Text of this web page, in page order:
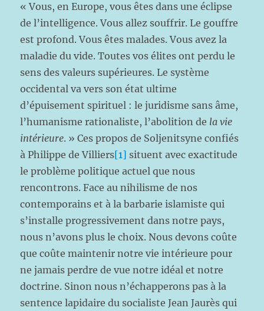
« Vous, en Europe, vous êtes dans une éclipse
de l’intelligence. Vous allez souffrir. Le gouffre
est profond. Vous êtes malades. Vous avez la
maladie du vide. Toutes vos élites ont perdu le
sens des valeurs supérieures. Le système
occidental va vers son état ultime
d’épuisement spirituel : le juridisme sans âme,
l’humanisme rationaliste, l’abolition de la vie
intérieure. » Ces propos de Soljenitsyne confiés
à Philippe de Villiers[1] situent avec exactitude
le problème politique actuel que nous
rencontrons. Face au nihilisme de nos
contemporains et à la barbarie islamiste qui
s’installe progressivement dans notre pays,
nous n’avons plus le choix. Nous devons coûte
que coûte maintenir notre vie intérieure pour
ne jamais perdre de vue notre idéal et notre
doctrine. Sinon nous n’échapperons pas à la
sentence lapidaire du socialiste Jean Jaurès qui